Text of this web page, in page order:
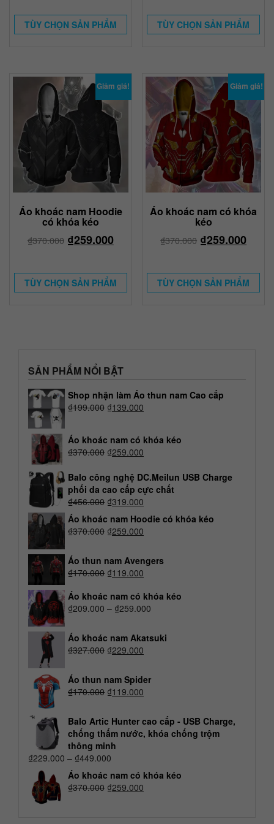
TÙY CHỌN SẢN PHẨM TÙY CHỌN SẢN PHẨM
Giảm giá!
Áo khoác nam Hoodie
có khóa kéo
₫370.000 ₫259.000
TÙY CHỌN SẢN PHẨM
Giảm giá!
Áo khoác nam có khóa
kéo
₫370.000 ₫259.000
TÙY CHỌN SẢN PHẨM
SẢN PHẨM NỔI BẬT
Shop nhận làm Áo thun nam Cao cấp
₫199.000 ₫139.000
Áo khoác nam có khóa kéo
₫370.000 ₫259.000
Balo công nghệ DC.Meilun USB Charge
phối da cao cấp cực chất
₫456.000 ₫319.000
Áo khoác nam Hoodie có khóa kéo
₫370.000 ₫259.000
Áo thun nam Avengers
₫170.000 ₫119.000
Áo khoác nam có khóa kéo
₫209.000 – ₫259.000
Áo khoác nam Akatsuki
₫327.000 ₫229.000
Áo thun nam Spider
₫170.000 ₫119.000
Balo Artic Hunter cao cấp - USB Charge,
chống thấm nước, khóa chống trộm
thông minh
₫229.000 – ₫449.000
Áo khoác nam có khóa kéo
₫370.000 ₫259.000